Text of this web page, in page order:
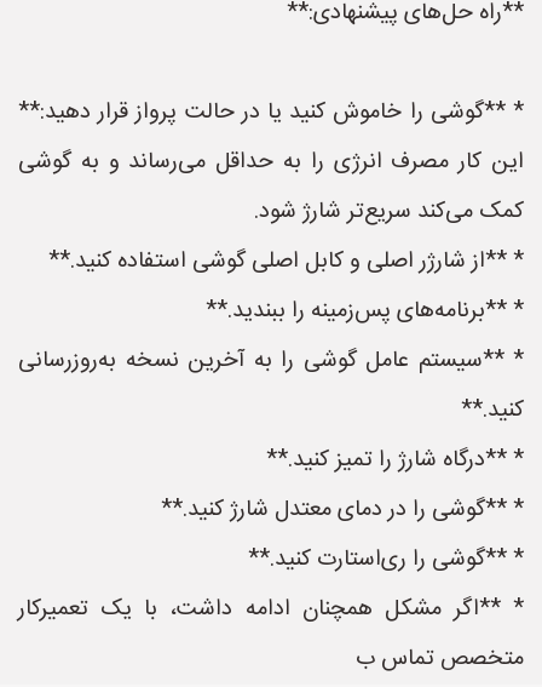
**راه حل‌های پیشنهادی:**
* **گوشی را خاموش کنید یا در حالت پرواز قرار دهید:**
این کار مصرف انرژی را به حداقل می‌رساند و به گوشی
کمک می‌کند سریع‌تر شارژ شود.
* **از شارژر اصلی و کابل اصلی گوشی استفاده کنید.**
* **برنامه‌های پس‌زمینه را ببندید.**
* **سیستم عامل گوشی را به آخرین نسخه به‌روزرسانی
کنید.**
* **درگاه شارژ را تمیز کنید.**
* **گوشی را در دمای معتدل شارژ کنید.**
* **گوشی را ری‌استارت کنید.**
* **اگر مشکل همچنان ادامه داشت، با یک تعمیرکار
متخصص تماس ب